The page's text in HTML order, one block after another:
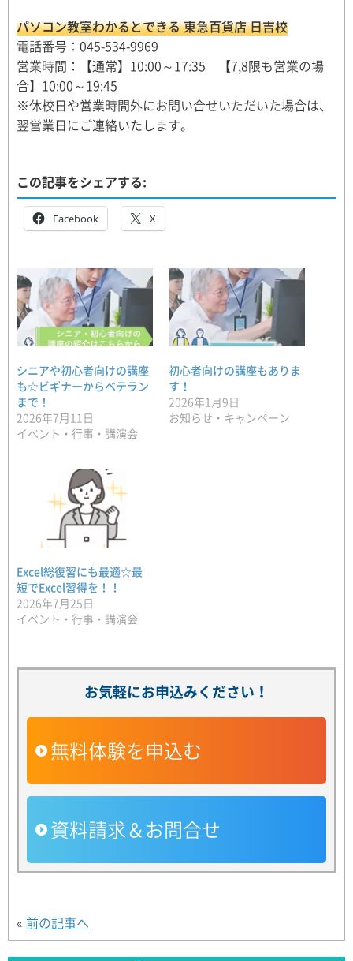
パソコン教室わかるとできる 東急百貨店 日吉校
電話番号：045-534-9969
営業時間：【通常】10:00～17:35 【7,8限も営業の場
合】10:00～19:45
※休校日や営業時間外にお問い合せいただいた場合は、
翌営業日にご連絡いたします。
この記事をシェアする:
Facebook X
シニアや初心者向けの講座
も☆ビギナーからベテラン
まで！
2026年7月11日
イベント・行事・講演会
初心者向けの講座もありま
す！
2026年1月9日
お知らせ・キャンペーン
Excel総復習にも最適☆最
短でExcel習得を！！
2026年7月25日
イベント・行事・講演会
お気軽にお申込みください！
無料体験を申込む
資料請求＆お問合せ
« 前の記事へ